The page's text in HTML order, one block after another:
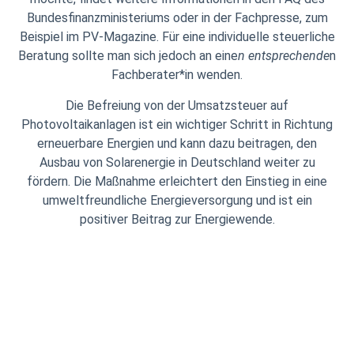
Bundesfinanzministeriums oder in der Fachpresse, zum
Beispiel im PV-Magazine. Für eine individuelle steuerliche
Beratung sollte man sich jedoch an einen entsprechenden
Fachberater*in wenden.
Die Befreiung von der Umsatzsteuer auf
Photovoltaikanlagen ist ein wichtiger Schritt in Richtung
erneuerbare Energien und kann dazu beitragen, den
Ausbau von Solarenergie in Deutschland weiter zu
fördern. Die Maßnahme erleichtert den Einstieg in eine
umweltfreundliche Energieversorgung und ist ein
positiver Beitrag zur Energiewende.